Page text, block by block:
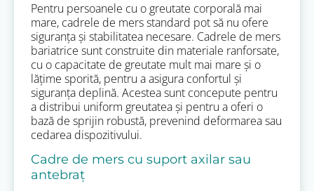
Pentru persoanele cu o greutate corporală mai
mare, cadrele de mers standard pot să nu ofere
siguranța și stabilitatea necesare. Cadrele de mers
bariatrice sunt construite din materiale ranforsate,
cu o capacitate de greutate mult mai mare și o
lățime sporită, pentru a asigura confortul și
siguranța deplină. Acestea sunt concepute pentru
a distribui uniform greutatea și pentru a oferi o
bază de sprijin robustă, prevenind deformarea sau
cedarea dispozitivului.
Cadre de mers cu suport axilar sau
antebraț